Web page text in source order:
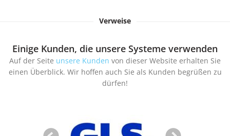
Verweise
Einige Kunden, die unsere Systeme verwenden
Auf der Seite unsere Kunden von dieser Website erhalten Sie
einen Überblick. Wir hoffen auch Sie als Kunden begrüßen zu
dürfen!